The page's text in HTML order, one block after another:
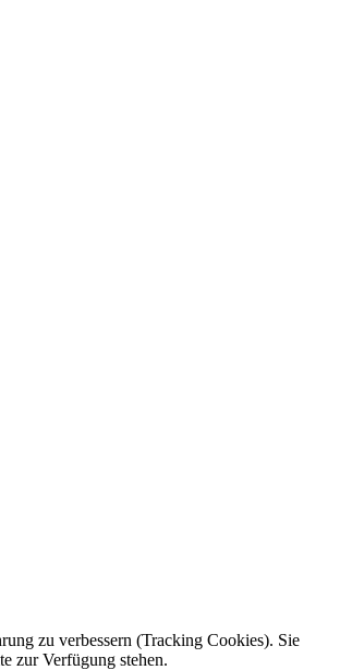
zu verbessern (Tracking Cookies). Sie
zur Verfügung stehen.